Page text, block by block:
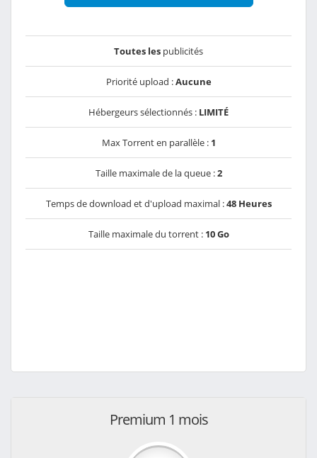
Toutes les publicités
Priorité upload :Aucune
Hébergeurs sélectionnés : LIMITÉ
Max Torrent en parallèle : 1
Taille maximale de la queue :2
Temps de download et d'upload maximal :48 Heures
Taille maximale du torrent : 10 Go
Premium 1 mois